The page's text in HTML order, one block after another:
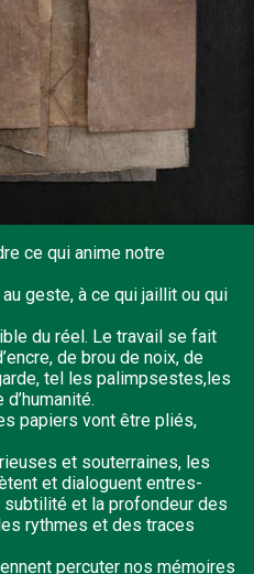
ce qui anime notre
geste, à ce qui jaillit ou qui
du réel. Le travail se fait
de brou de noix, de
tel les palimpsestes,les
papiers vont être pliés,
et souterraines, les
et dialoguent entres-
et la profondeur des
rythmes et des traces
percuter nos mémoires